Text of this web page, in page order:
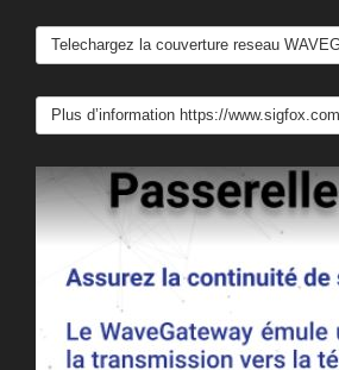
Telechargez la couverture reseau
Plus d’information https://